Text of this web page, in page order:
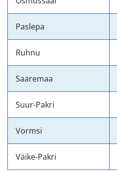
Paslepa
Ruhnu
Saaremaa
Suur-Pakri
Vormsi
Väike-Pakri